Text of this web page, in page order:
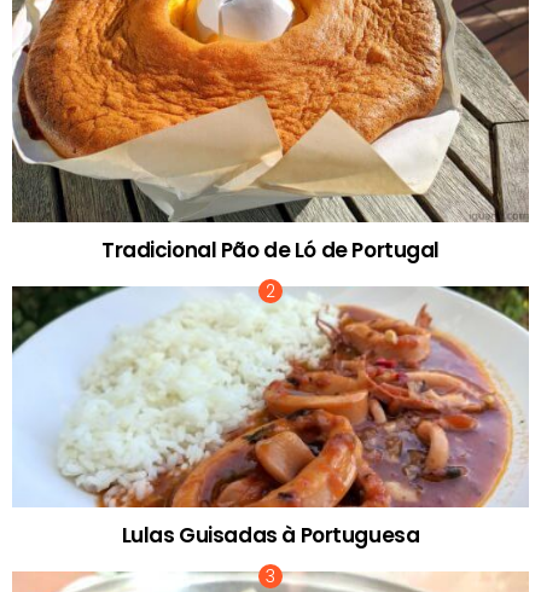
Tradicional Pão de Ló de Portugal
Lulas Guisadas à Portuguesa